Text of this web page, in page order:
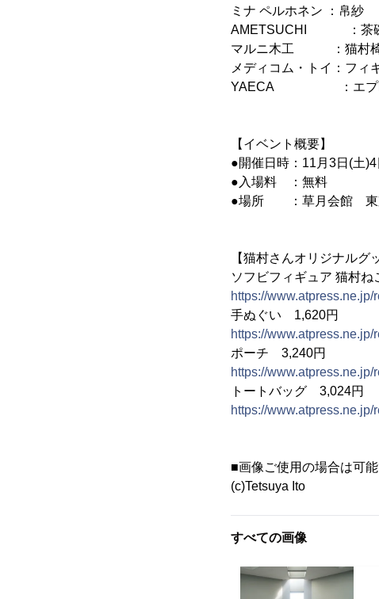
ミナ ペルホネン ：帛紗
AMETSUCHI ：茶
マルニ木工 ：猫村
メディコム・トイ：フィ
YAECA ：エプ
【イベント概要】
●開催日時：11月3日(土
●入場料 ：無料
●場所 ：草月会館 東京
【猫村さんオリジナル
ソフビフィギュア 猫村
https://
手ぬぐい 1,620円
https://
ポーチ 3,240円
https://
トートバッグ 3,024円
https://
■画像ご使用の場合は可
(c)Tetsuya Ito
すべての画像